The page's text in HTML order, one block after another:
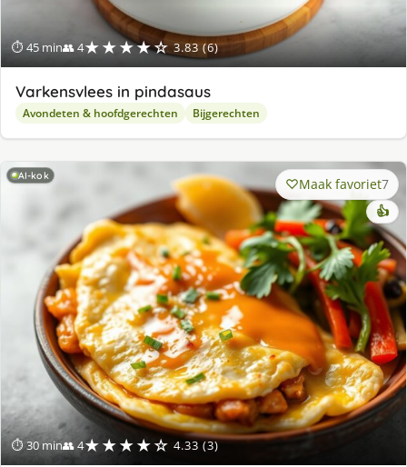
⏱ 45 min👥 4★★★★☆ 3.83 (6)
Varkensvlees in pindasaus
Avondeten & hoofdgerechten Bijgerechten
AI-kok
⏱ 30 min👥 4★★★★☆ 4.33 (3)
Maak favoriet7
👍